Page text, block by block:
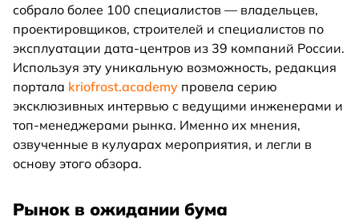
собрало более 100 специалистов — владельцев,
проектировщиков, строителей и специалистов по
эксплуатации дата-центров из 39 компаний России.
Используя эту уникальную возможность, редакция
портала kriofrost.academy провела серию
эксклюзивных интервью с ведущими инженерами и
топ-менеджерами рынка. Именно их мнения,
озвученные в кулуарах мероприятия, и легли в
основу этого обзора.
Рынок в ожидании бума